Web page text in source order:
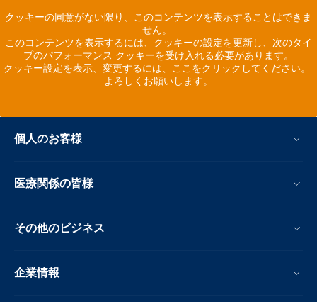
クッキーの同意がない限り、このコンテンツを表示することはできま
せん。
このコンテンツを表示するには、クッキーの設定を更新し、次のタイ
プのパフォーマンス クッキーを受け入れる必要があります。
クッキー設定を表示、変更するには、ここをクリックしてください。
よろしくお願いします。
個人のお客様
医療関係の皆様
その他のビジネス
企業情報